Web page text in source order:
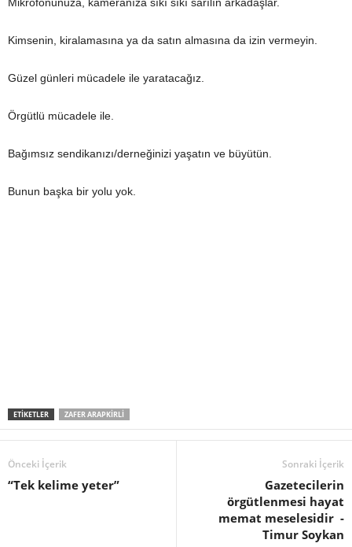
Kimsenin, kiralamasına ya da satın almasına da izin vermeyin.
Güzel günleri mücadele ile yaratacağız.
Örgütlü mücadele ile.
Bağımsız sendikanızı/derneğinizi yaşatın ve büyütün.
Bunun başka bir yolu yok.
ETIKETLER ZAFER ARAPKIRLI
Önceki İçerik
“Tek kelime yeter”
Sonraki İçerik
Gazetecilerin
örgütlenmesi hayat
memat meselesidir -
Timur Soykan